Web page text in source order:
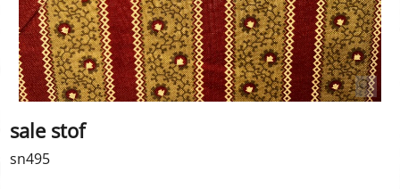
sale stof
sn495